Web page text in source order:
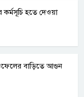
হতে দেওয়া
বাড়িতে আগুন